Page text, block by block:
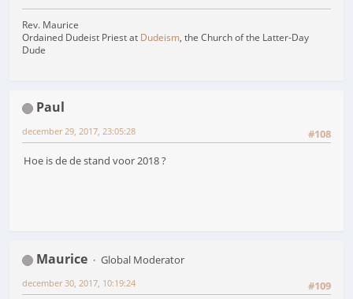
Rev. Maurice
Ordained Dudeist Priest at Dudeism, the Church of the Latter-Day
Dude
Paul
#108
december 29, 2017, 23:05:28
Hoe is de de stand voor 2018 ?
Maurice
Global Moderator
#109
december 30, 2017, 10:19:24